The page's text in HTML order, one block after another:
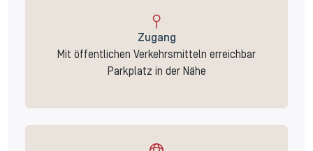
Zugang
Mit öffentlichen Verkehrsmitteln erreichbar
Parkplatz in der Nähe